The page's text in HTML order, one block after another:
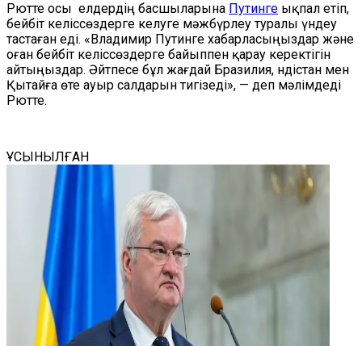
Рютте осы елдердің басшыларына Путинге ықпал етіп,
бейбіт келіссөздерге келуге мәжбүрлеу туралы үндеу
тастаған еді. «Владимир Путинге хабарласыңыздар және
оған бейбіт келіссөздерге байыппен қарау керектігін
айтыңыздар. Әйтпесе бұл жағдай Бразилия, Үндістан мен
Қытайға өте ауыр салдарын тигізеді», — деп мәлімдеді
Рютте.
ҰСЫНЫЛҒАН